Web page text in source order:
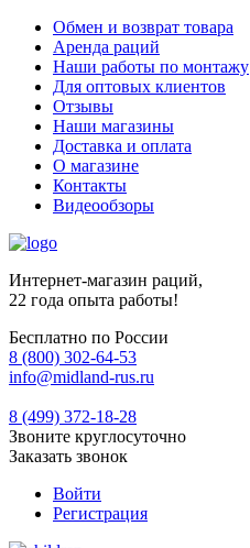
Обмен и возврат товара
Аренда раций
Наши работы по монтажу
Для оптовых клиентов
Отзывы
Наши магазины
Доставка и оплата
О магазине
Контакты
Видеообзоры
Интернет-магазин раций,
22 года опыта работы!
Бесплатно по России
8 (800) 302-64-53
info@midland-rus.ru
8 (499) 372-18-28
Звоните круглосуточно
Заказать звонок
Войти
Регистрация